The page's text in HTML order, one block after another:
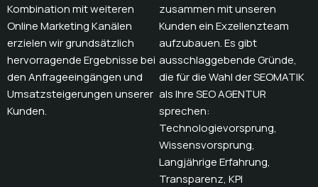
Kombination mit weiteren
Online Marketing Kanälen
erzielen wir grundsätzlich
hervorragende Ergebnisse bei
den Anfrageeingängen und
Umsatzsteigerungen unserer
Kunden.
zusammen mit unseren
Kunden ein Exzellenzteam
aufzubauen. Es gibt
ausschlaggebende Gründe,
die für die Wahl der SEOMATIK
als Ihre SEO AGENTUR
sprechen:
Technologievorsprung,
Wissensvorsprung,
Langjährige Erfahrung,
Transparenz, KPI